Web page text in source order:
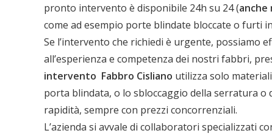
pronto intervento è disponibile 24h su 24 (
come ad esempio porte blindate bloccate o furti
Se l’intervento che richiedi è urgente, possiamo
all’esperienza e competenza dei nostri fabbri,
intervento Fabbro Cisliano utilizza solo
porta blindata, o lo sbloccaggio della serratura o
rapidità, sempre con prezzi concorrenziali.
L’azienda si avvale di collaboratori specializzati